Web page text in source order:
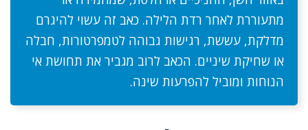
מתעוררת לאחר רדת הלילה. כאב זה עשוי להיגרם
מדלקת, עששת, רגישות גבוהה לטמפרטורות, חבלה
או שחיקת שיניים. הכאב לרוב מגביר את תחושת אי
הנוחות ומוביל להפרעות שינה.